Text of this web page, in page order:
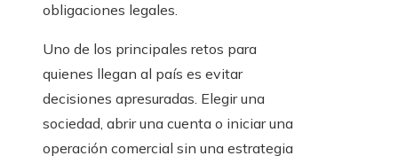
obligaciones legales.
Uno de los principales retos para
quienes llegan al país es evitar
decisiones apresuradas. Elegir una
sociedad, abrir una cuenta o iniciar una
operación comercial sin una estrategia